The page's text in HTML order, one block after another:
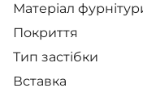
Матеріал
Покриття
Тип застібки
Вставка